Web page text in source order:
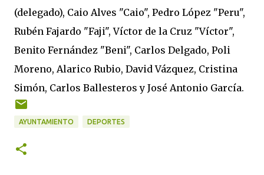
(delegado), Caio Alves "Caio", Pedro López "Peru",
Rubén Fajardo "Faji", Víctor de la Cruz "Víctor",
Benito Fernández "Beni", Carlos Delgado, Poli
Moreno, Alarico Rubio, David Vázquez, Cristina
Simón, Carlos Ballesteros y José Antonio García.
AYUNTAMIENTO DEPORTES